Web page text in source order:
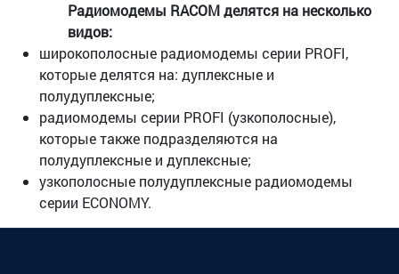
Радиомодемы RACOMделятся на несколько
видов:
широкополосные радиомодемы серии PROFI,
которые делятся на: дуплексные и
полудуплексные;
радиомодемы серии PROFI (узкополосные),
которые также подразделяются на
полудуплексные и дуплексные;
узкополосные полудуплексные радиомодемы
серии ECONOMY.